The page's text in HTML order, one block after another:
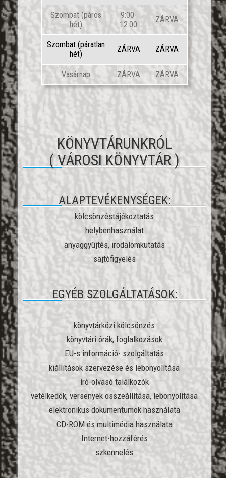
Szombat (páros
hét)
9:00-
12:00
ZÁRVA
Szombat (páratlan
hét)
ZÁRVA ZÁRVA
Vasárnap ZÁRVA ZÁRVA
KÖNYVTÁRUNKRÓL
( VÁROSI KÖNYVTÁR )
ALAPTEVÉKENYSÉGEK:
kölcsönzéstájékoztatás
helybenhasználat
anyaggyûjtés, irodalomkutatás
sajtófigyelés
EGYÉB SZOLGÁLTATÁSOK:
könyvtárközi kölcsönzés
könyvtári órák, foglalkozások
EU-s információ- szolgáltatás
kiállítások szervezése és lebonyolítása
író-olvasó találkozók
vetélkedõk, versenyek összeállítása, lebonyolítása
elektronikus dokumentumok használata
CD-ROM és multimédia használata
Internet-hozzáférés
szkennelés